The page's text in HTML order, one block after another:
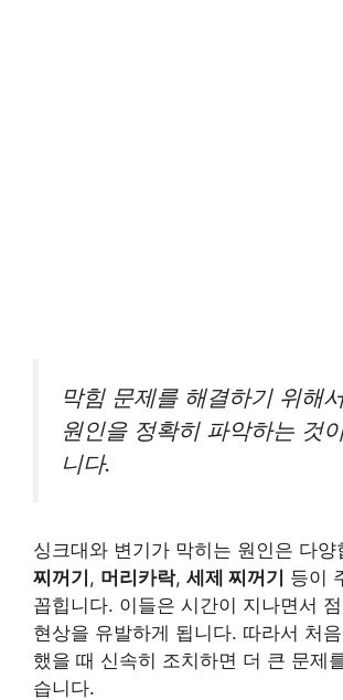
막힘 문제를 해결하기 위해
원인을 정확히 파악하는 것
니다.
싱크대와 변기가 막히는 원인은 다양
찌꺼기, 머리카락, 세제 찌꺼기 등이
꼽힙니다. 이들은 시간이 지나면서
현상을 유발하게 됩니다. 따라서 처
했을 때 신속히 조치하면 더 큰 문제
습니다.